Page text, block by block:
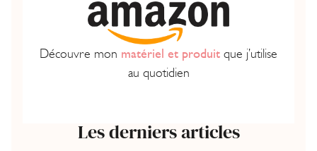
Découvre mon matériel et produit que j’utilise
au quotidien
Les derniers articles